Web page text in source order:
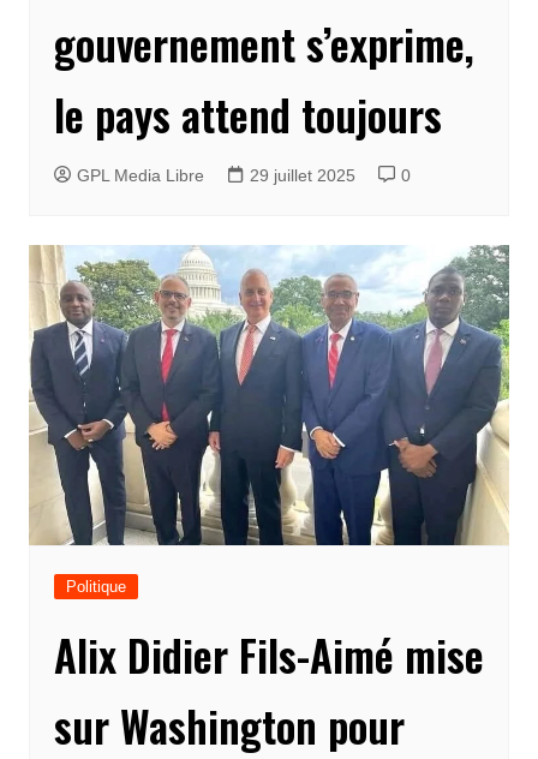
gouvernement s’exprime,
le pays attend toujours
GPL Media Libre 29 juillet 2025 0
Politique
Alix Didier Fils-Aimé mise
sur Washington pour